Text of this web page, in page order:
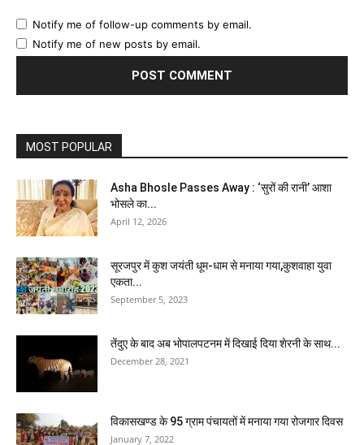
Notify me of follow-up comments by email.
Notify me of new posts by email.
MOST POPULAR
Asha Bhosle Passes Away : ‘सुरों की रानी’ आशा
भोसले का...
April 12, 2026
सूरजपुर में कुश जयंती धूम-धाम से मनाया गया,कुशवाहा युवा
एकता...
September 5, 2023
तेंदुए के बाद अब भोपालपटनम में दिखाई दिया शेरनी के साथ...
December 28, 2021
विकासखण्ड के 95 ग्राम पंचायतों में मनाया गया रोजगार दिवस
January 7, 2022